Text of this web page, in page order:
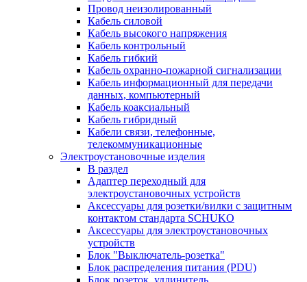
Провод неизолированный
Кабель силовой
Кабель высокого напряжения
Кабель контрольный
Кабель гибкий
Кабель охранно-пожарной сигнализации
Кабель информационный для передачи
данных, компьютерный
Кабель коаксиальный
Кабель гибридный
Кабели связи, телефонные,
телекоммуникационные
Электроустановочные изделия
В раздел
Адаптер переходный для
электроустановочных устройств
Аксессуары для розетки/вилки с защитным
контактом стандарта SCHUKO
Аксессуары для электроустановочных
устройств
Блок "Выключатель-розетка"
Блок распределения питания (PDU)